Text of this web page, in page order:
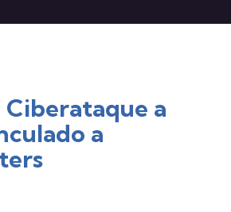
Ciberataque a
a